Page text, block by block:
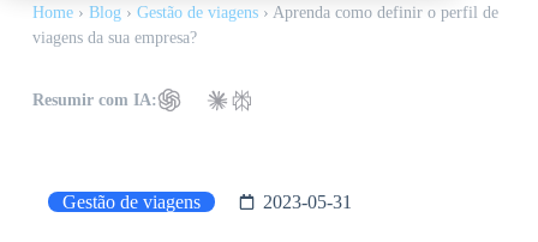
Home› Blog› Gestão de viagens› Aprenda como definir o perfil de
viagens da sua empresa?
Resumir com IA:
Gestão de viagens 2023-05-31